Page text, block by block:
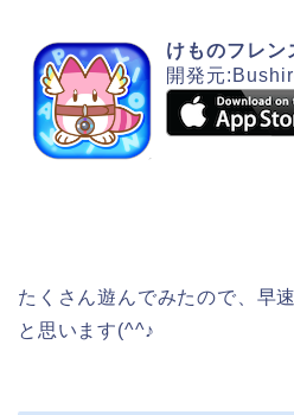
けものフレン
開発元
たくさん遊んでみたので、早
と思います(^^♪